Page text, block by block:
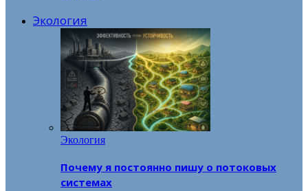
Экология
Экология
Почему я постоянно пишу о потоковых
системах